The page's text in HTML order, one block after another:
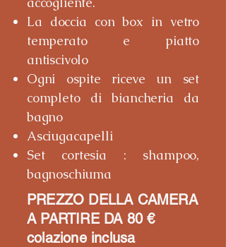
La doccia con box in vetro
temperato e piatto
antiscivolo
Ogni ospite riceve un set
completo di biancheria da
bagno
Asciugacapelli
Set cortesia : shampoo,
bagnoschiuma
PREZZO DELLA CAMERA
A PARTIRE DA 80 €
colazione inclusa